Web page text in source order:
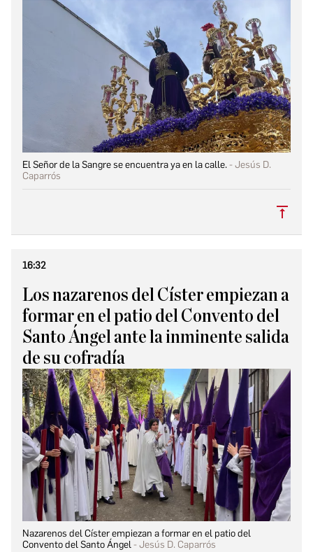
El Señor de la Sangre se encuentra ya en la calle.
Jesús D.
Caparrós
16:32
Los nazarenos del Císter empiezan a
formar en el patio del Convento del
Santo Ángel ante la inminente salida
de su cofradía
Nazarenos del Císter empiezan a formar en el patio del
Convento del Santo Ángel
Jesús D. Caparrós